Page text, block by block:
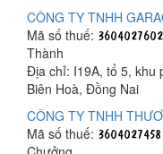
CÔNG TY TNHH
Mã số thuế:
Thành
Địa chỉ: I19A, tổ 5, khu
Biên Hoà, Đồng Nai
CÔNG TY TNHH
Mã số thuế: